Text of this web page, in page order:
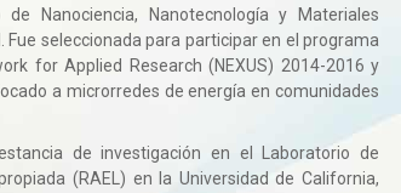
Nanociencia, Nanotecnología y Materiales
Fue seleccionada para participar en el programa
for Applied Research (NEXUS) 2014-2016 y
a microrredes de energía en comunidades
de investigación en el Laboratorio de
(RAEL) en la Universidad de California,